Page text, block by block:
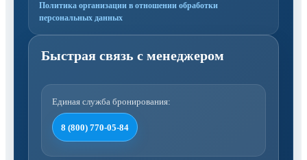
Политика организации в отношении обработки
персональных данных
Единая служба бронирования:
8 (800) 770-05-84